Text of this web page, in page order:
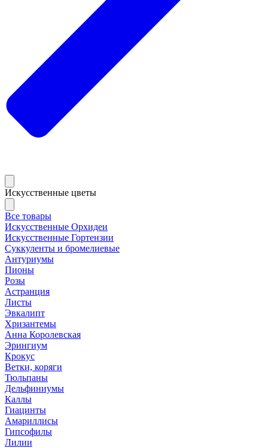
Искусственные цветы
Все товары
Искусственные Орхидеи
Искусственные Гортензии
Суккуленты и бромелиевые
Антуриумы
Пионы
Розы
Астранция
Листы
Эвкалипт
Хризантемы
Анна Королевская
Эрингиум
Крокус
Ветки, коряги
Тюльпаны
Дельфиниумы
Каллы
Гиацинты
Амариллисы
Гипсофилы
Лилии